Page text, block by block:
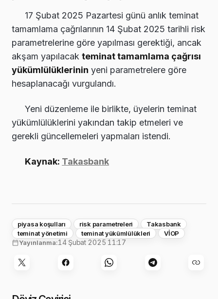
17 Şubat 2025 Pazartesi günü anlık teminat
tamamlama çağrılarının 14 Şubat 2025 tarihli risk
parametrelerine göre yapılması gerektiği, ancak
akşam yapılacak teminat tamamlama çağrısı
yükümlülüklerinin yeni parametrelere göre
hesaplanacağı vurgulandı.
Yeni düzenleme ile birlikte, üyelerin teminat
yükümlülüklerini yakından takip etmeleri ve
gerekli güncellemeleri yapmaları istendi.
Kaynak: Takasbank
piyasa koşulları risk parametreleri
Takasbank
teminat yönetimi
teminat yükümlülükleri
VİOP
Yayınlanma:14 Şubat 2025 11:17